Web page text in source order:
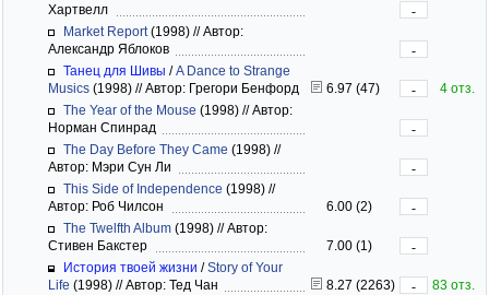
Хартвелл
-
Market Report(1998) //Автор:
Александр Яблоков
-
Танец для Шивы /A Dance to Strange
Musics (1998) //Автор: Грегори Бенфорд 6.97 (47) -
4 отз.
The Year of the Mouse (1998) //Автор:
Норман Спинрад
-
The Day Before They Came (1998) //
Автор: Мэри Сун Ли
-
This Side of Independence (1998) //
Автор: Роб Чилсон
6.00 (2)
-
The Twelfth Album (1998) //Автор:
Стивен Бакстер
7.00 (1)
-
История твоей жизни /Story of Your
Life (1998) //Автор: Тед Чан 8.27 (2263) -
83 отз.